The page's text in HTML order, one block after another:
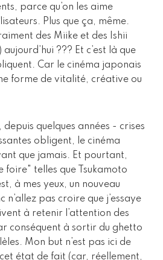
parce qu’on les aime
Plus que ça, même.
des Miike et des Ishii
??? Et c’est là que
Car le cinéma japonais
forme de vitalité, créative ou
depuis quelques années - crises
obligent, le cinéma
que jamais. Et pourtant,
foire" telles que Tsukamoto
à mes yeux, un nouveau
n’allez pas croire que j’essaye
à retenir l’attention des
conséquent à sortir du ghetto
Mon but n’est pas ici de
état de fait (car, réellement,